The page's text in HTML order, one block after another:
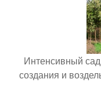
Интенсивный
создания и